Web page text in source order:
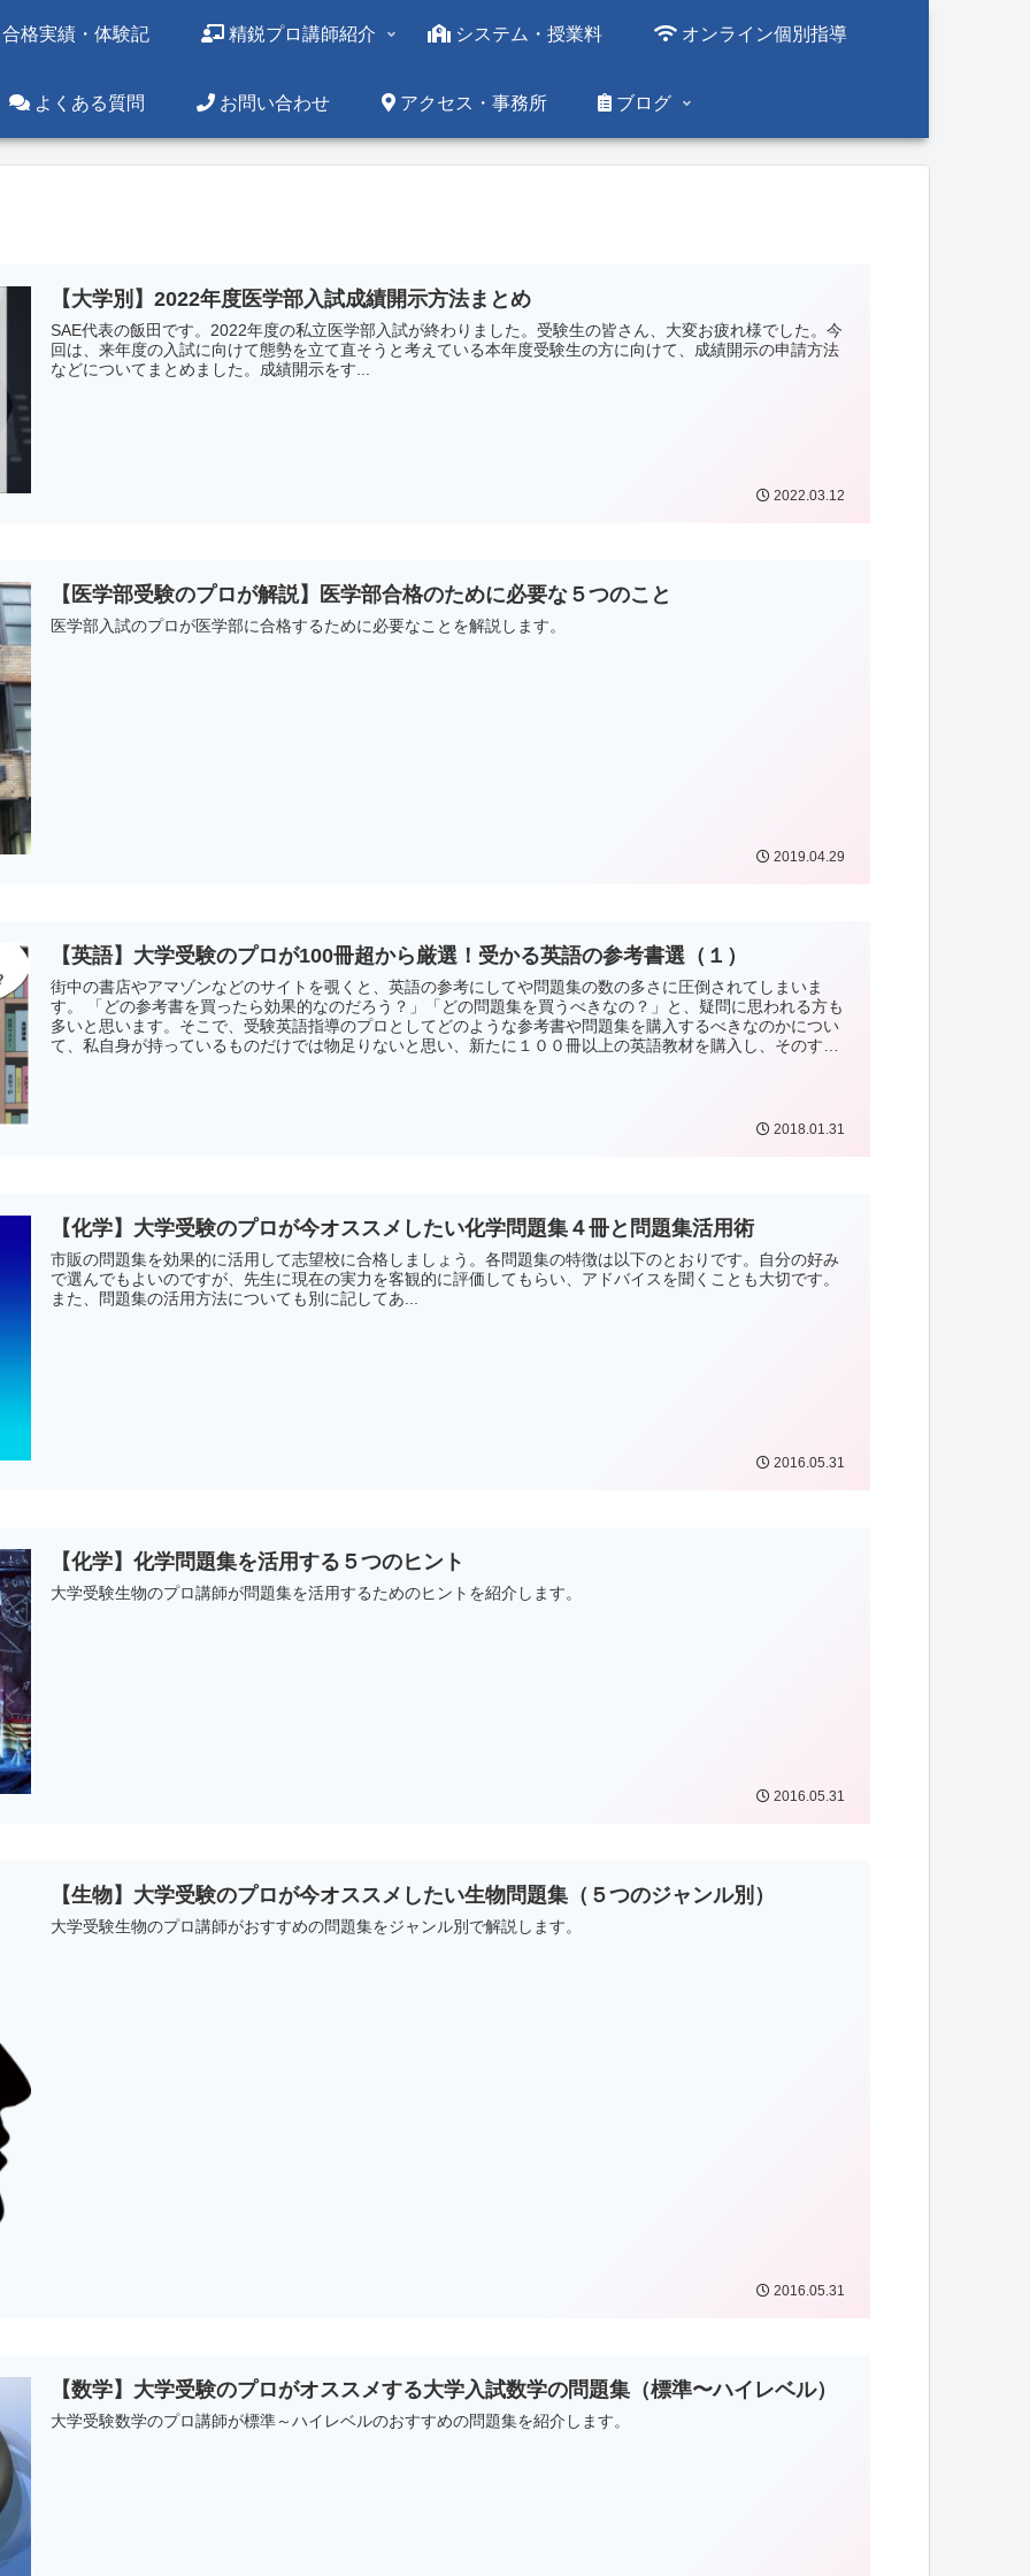
格実績・体験記 精鋭プロ講師紹介 システム・授業料 オンライン個別指導
よくある質問 お問い合わせ アクセス・事務所 ブログ
【大学別】2022年度医学部入試成績開示方法まとめ
SAE代表の飯田です。2022年度の私立医学部入試が終わりました。受験生の皆さん、大変お疲れ様でした。今
回は、来年度の入試に向けて態勢を立て直そうと考えている本年度受験生の方に向けて、成績開示の申請方法
などについてまとめました。成績開示をす...
2022.03.12
【医学部受験のプロが解説】医学部合格のために必要な５つのこと
医学部入試のプロが医学部に合格するために必要なことを解説します。
2019.04.29
【英語】大学受験のプロが100冊超から厳選！受かる英語の参考書選（１）
街中の書店やアマゾンなどのサイトを覗くと、英語の参考にしてや問題集の数の多さに圧倒されてしまいま
す。 「どの参考書を買ったら効果的なのだろう？」「どの問題集を買うべきなの？」と、疑問に思われる方も
多いと思います。そこで、受験英語指導のプロとしてどのような参考書や問題集を購入するべきなのかについ
て、私自身が持っているものだけでは物足りないと思い、新たに１００冊以上の英語教材を購入し、そのすべ
2018.01.31
【化学】大学受験のプロが今オススメしたい化学問題集４冊と問題集活用術
市販の問題集を効果的に活用して志望校に合格しましょう。各問題集の特徴は以下のとおりです。自分の好み
で選んでもよいのですが、先生に現在の実力を客観的に評価してもらい、アドバイスを聞くことも大切です。
また、問題集の活用方法についても別に記してあ...
2016.05.31
【化学】化学問題集を活用する５つのヒント
大学受験生物のプロ講師が問題集を活用するためのヒントを紹介します。
2016.05.31
【生物】大学受験のプロが今オススメしたい生物問題集（５つのジャンル別）
大学受験生物のプロ講師がおすすめの問題集をジャンル別で解説します。
2016.05.31
【数学】大学受験のプロがオススメする大学入試数学の問題集（標準〜ハイレベル）
大学受験数学のプロ講師が標準～ハイレベルのおすすめの問題集を紹介します。